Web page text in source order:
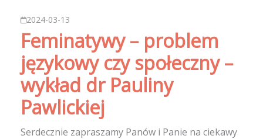
2024-03-13
Feminatywy – problem
językowy czy społeczny –
wykład dr Pauliny
Pawlickiej
Serdecznie zapraszamy Panów i Panie na ciekawy